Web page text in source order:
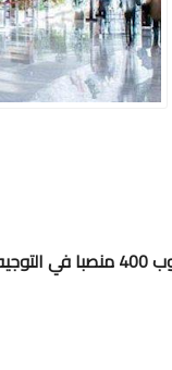
و مطار مراكش - المنارة